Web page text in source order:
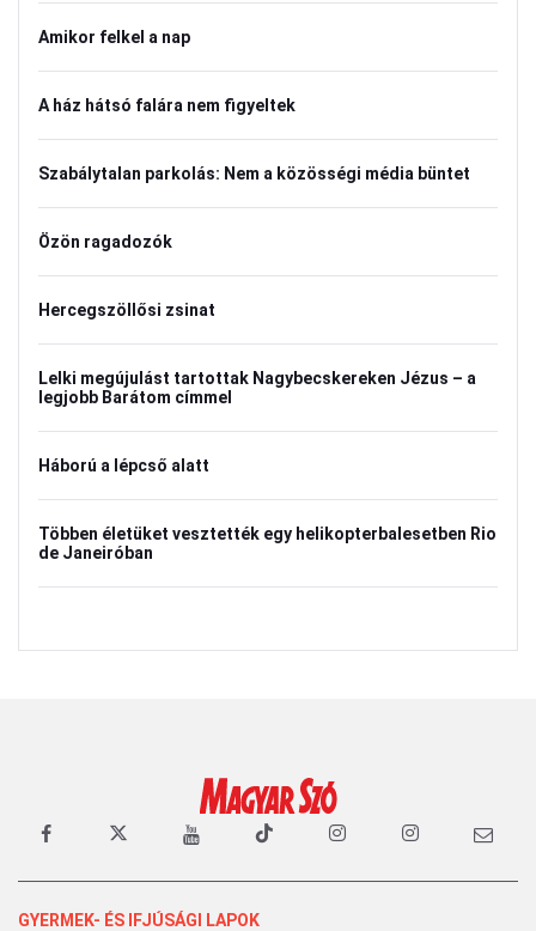
Amikor felkel a nap
A ház hátsó falára nem figyeltek
Szabálytalan parkolás: Nem a közösségi média büntet
Özön ragadozók
Hercegszöllősi zsinat
Lelki megújulást tartottak Nagybecskereken Jézus – a
legjobb Barátom címmel
Háború a lépcső alatt
Többen életüket vesztették egy helikopterbalesetben Rio
de Janeiróban
GYERMEK- ÉS IFJÚSÁGI LAPOK